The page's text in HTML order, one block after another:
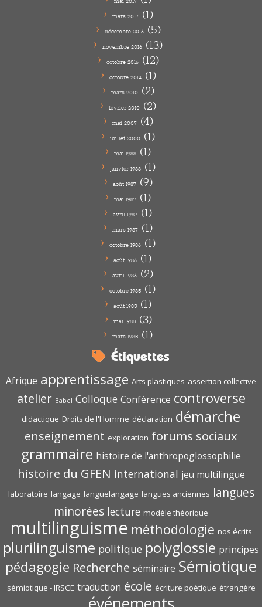
mars 2017(1)
décembre 2016(5)
novembre 2016 (13)
octobre 2016(12)
octobre 2014(1)
mars 2010 (2)
février 2010 (2)
mai 2007(4)
juillet 2000 (1)
mai 1988 (1)
janvier 1988(1)
août 1987(9)
mai 1987 (1)
avril 1987 (1)
mars 1987 (1)
octobre 1986 (1)
août 1986 (1)
avril 1986(2)
octobre 1985 (1)
août 1985 (1)
mai 1985(3)
mars 1985 (1)
Étiquettes
Afrique apprentissage Arts plastiques assertion collective
atelier Babel Colloque Conférence controverse
didactique Droits de l'Homme déclaration démarche
enseignement exploration forums sociaux
grammaire histoire de l'anthropoglossophilie
histoire du GFEN international jeu multilingue
laboratoire langage languelangage langues anciennes langues
minorées lecture modèle théorique
multilinguisme méthodologie nos écrits
plurilinguisme politique polyglossie principes
pédagogie Recherche séminaire Sémiotique
sémiotique - IRSCE traduction école écriture poétique étrangère